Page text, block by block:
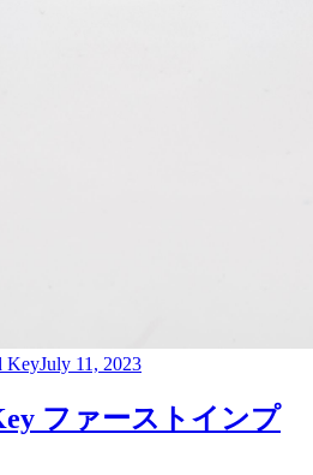
KeyJuly 11, 2023
ファーストインプ